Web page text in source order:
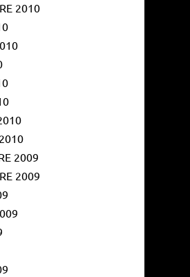
2010
2009
2009